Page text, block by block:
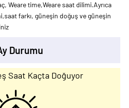
Weare time,Weare saat dilimi.Ayrıca
farkı, güneşin doğuş ve güneşin
Durumu
Saat Kaçta Doğuyor